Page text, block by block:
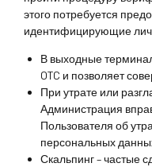
этого потребуется
идентифицирующие
В выходные
OTC и позволяет
При утрате или
Администрация
Пользователя об
персональных
Скальпинг – частые